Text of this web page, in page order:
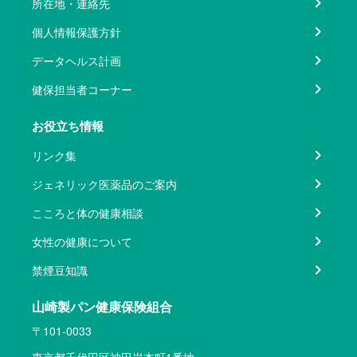
所在地・連絡先
個人情報保護方針
データヘルス計画
健保担当者コーナー
お役立ち情報
リンク集
ジェネリック医薬品のご案内
こころと体の健康相談
女性の健康について
禁煙豆知識
山崎製パン健康保険組合
〒101-0033